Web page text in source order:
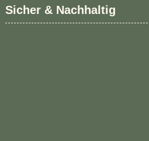
Sicher & Nachhaltig